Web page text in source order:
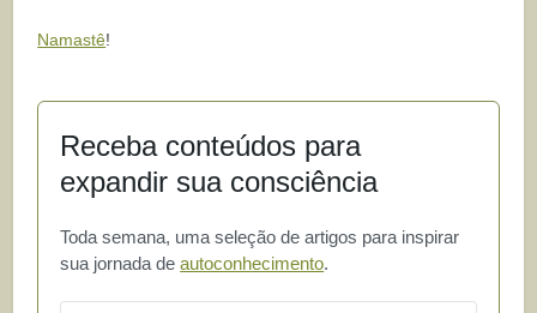
Namastê!
Receba conteúdos para
expandir sua consciência
Toda semana, uma seleção de artigos para inspirar
sua jornada deautoconhecimento.